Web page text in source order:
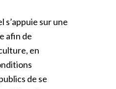
sur une
afin de
en
de se